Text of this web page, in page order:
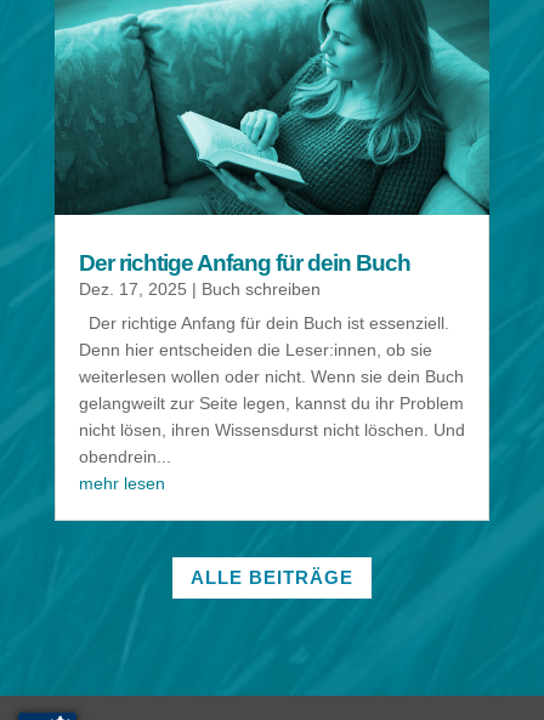
Der richtige Anfang für dein Buch
Dez. 17, 2025 | Buch schreiben
Der richtige Anfang für dein Buch ist essenziell.
Denn hier entscheiden die Leser:innen, ob sie
weiterlesen wollen oder nicht. Wenn sie dein Buch
gelangweilt zur Seite legen, kannst du ihr Problem
nicht lösen, ihren Wissensdurst nicht löschen. Und
obendrein...
mehr lesen
ALLE BEITRÄGE